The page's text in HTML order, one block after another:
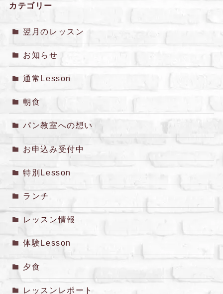
カテゴリー
翌月のレッスン
お知らせ
通常Lesson
朝食
パン教室への想い
お申込み受付中
特別Lesson
ランチ
レッスン情報
体験Lesson
夕食
レッスンレポート